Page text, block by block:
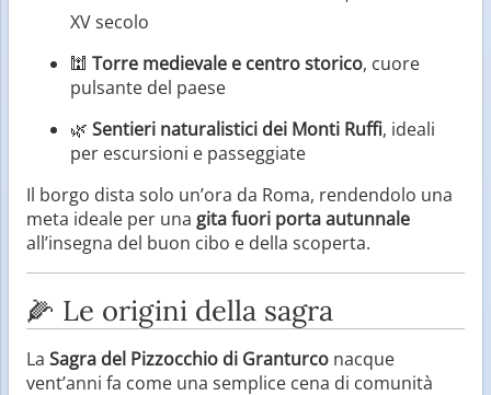
XV secolo
🕍 Torre medievale e centro storico, cuore
pulsante del paese
🌿 Sentieri naturalistici dei Monti Ruffi, ideali
per escursioni e passeggiate
Il borgo dista solo un’ora da Roma, rendendolo una
meta ideale per una gita fuori porta autunnale
all’insegna del buon cibo e della scoperta.
🌽 Le origini della sagra
La Sagra del Pizzocchio di Granturco nacque
vent’anni fa come una semplice cena di comunità